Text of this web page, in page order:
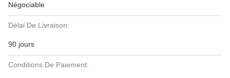
Négociable
Délai De Livraison:
90 jours
Conditions De Paiement: